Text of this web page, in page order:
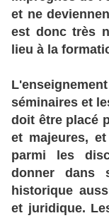
et ne
est donc très
lieu à la
séminaires et
doit être placé
et majeures,
parmi les
donner dans
historique
et juridique.